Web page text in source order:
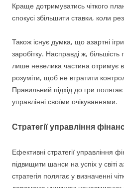
Краще дотримуватись чіткого
спокусі збільшити ставки, коли
Також існує думка, що азартні
заробітку. Насправді ж, більшість
лише невелика частина отримує
розуміти, щоб не втратити
Правильний підхід до гри полягає
управлінні своїми очікуваннями.
Стратегії управління
Ефективні стратегії управління
підвищити шанси на успіх у світі
стратегія полягає у визначенні